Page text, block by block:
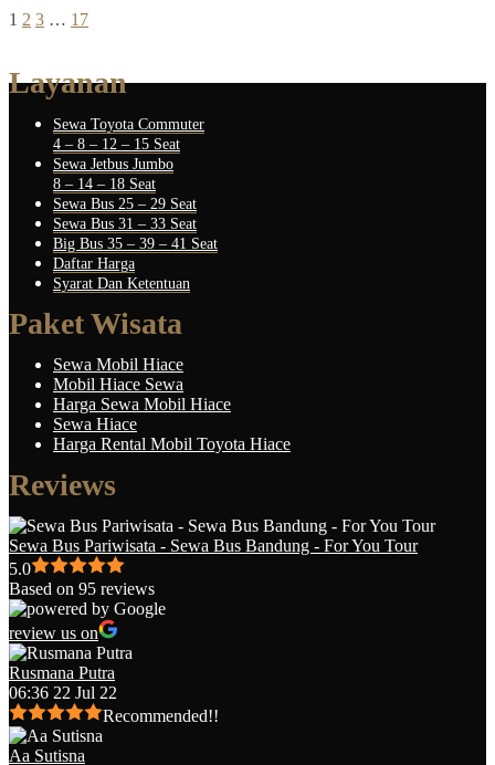
1 2 3 … 17
Layanan
Sewa Toyota Commuter
4 – 8 – 12 – 15 Seat
Sewa Jetbus Jumbo
8 – 14 – 18 Seat
Sewa Bus 25 – 29 Seat
Sewa Bus 31 – 33 Seat
Big Bus 35 – 39 – 41 Seat
Daftar Harga
Syarat Dan Ketentuan
Paket Wisata
Sewa Mobil Hiace
Mobil Hiace Sewa
Harga Sewa Mobil Hiace
Sewa Hiace
Harga Rental Mobil Toyota Hiace
Reviews
Sewa Bus Pariwisata - Sewa Bus Bandung - For You Tour
5.0
Based on 95 reviews
review us on
Rusmana Putra
06:36 22 Jul 22
Recommended!!
Aa Sutisna